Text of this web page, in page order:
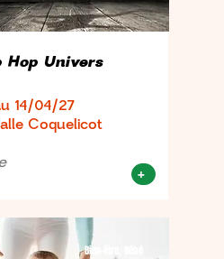
Univers
14/04/27
Coquelicot
+
Bien-être, Bébé